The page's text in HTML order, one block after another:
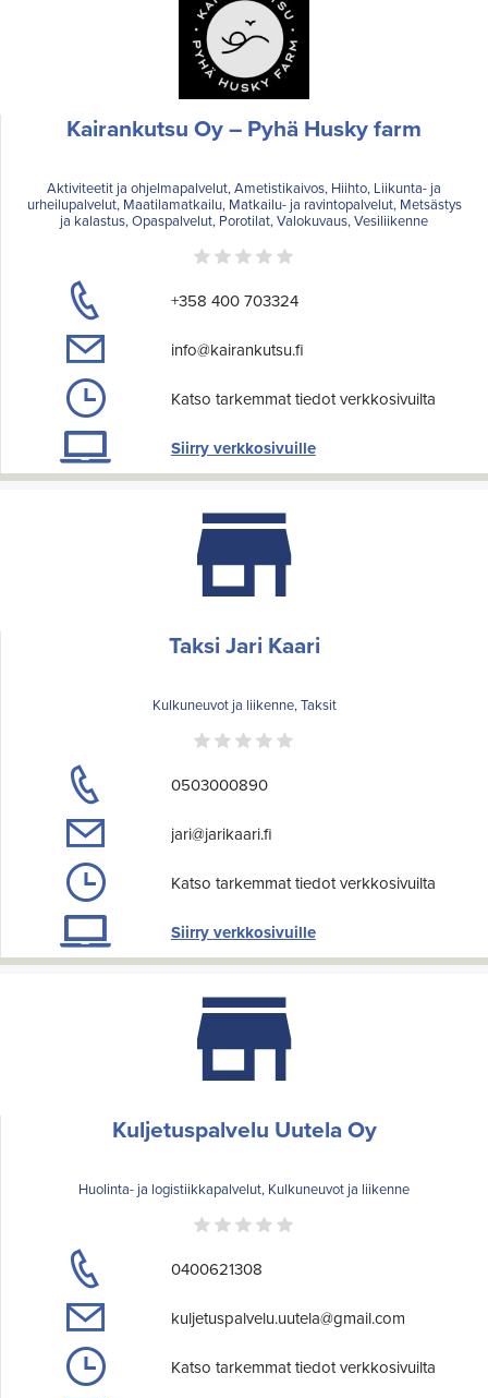
Kairankutsu Oy – Pyhä Husky farm
Aktiviteetit ja ohjelmapalvelut, Ametistikaivos, Hiihto, Liikunta- ja
urheilupalvelut, Maatilamatkailu, Matkailu- ja ravintopalvelut, Metsästys
ja kalastus, Opaspalvelut, Porotilat, Valokuvaus, Vesiliikenne
+358 400 703324
info@kairankutsu.fi
Katso tarkemmat tiedot verkkosivuilta
Siirry verkkosivuille
Taksi Jari Kaari
Kulkuneuvot ja liikenne, Taksit
0503000890
jari@jarikaari.fi
Katso tarkemmat tiedot verkkosivuilta
Siirry verkkosivuille
Kuljetuspalvelu Uutela Oy
Huolinta- ja logistiikkapalvelut, Kulkuneuvot ja liikenne
0400621308
kuljetuspalvelu.uutela@gmail.com
Katso tarkemmat tiedot verkkosivuilta